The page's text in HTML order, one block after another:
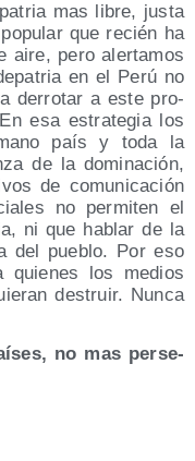
mas libre, jus­ta
que recién ha
aire, pero aler­ta­mos
en el Perú no
derro­tar a este pro­
esa estra­te­gia los
país y toda la
de la domi­na­ción,
de comu­ni­ca­ción
no per­mi­ten el
ni que hablar de la
del pue­blo. Por eso
quie­nes los medios
des­truir. Nun­ca
no mas per­se­